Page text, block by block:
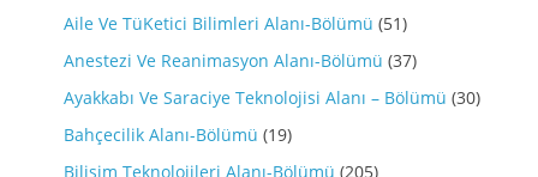
Aile Ve TüKetici Bilimleri Alanı-Bölümü (51)
Anestezi Ve Reanimasyon Alanı-Bölümü (37)
Ayakkabı Ve Saraciye Teknolojisi Alanı – Bölümü (30)
Bahçecilik Alanı-Bölümü (19)
Bilişim Teknolojileri Alanı-Bölümü (205)